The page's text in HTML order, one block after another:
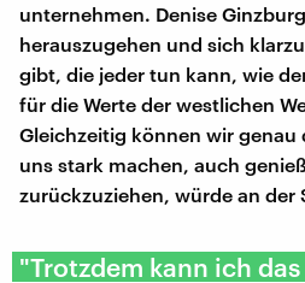
unternehmen. Denise
herauszugehen und sich
gibt, die jeder tun kann, wie
für die Werte der westlichen
Gleichzeitig können wir genau
uns stark machen, auch
zurückzuziehen, würde an der
"Trotzdem kann ich